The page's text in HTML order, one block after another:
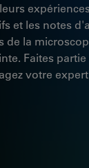
et les notes
de la
Faites
votre